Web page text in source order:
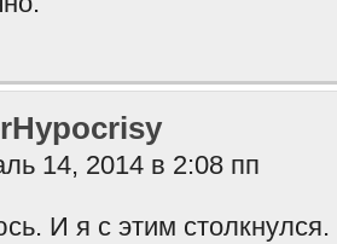
14, 2014 в 2:08 пп
И я с этим столкнулся.